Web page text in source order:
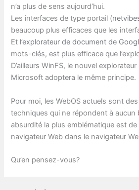
n’a plus de sens aujourd’hui.
Les interfaces de type portail (
beaucoup plus efficaces que les
Et l’explorateur de document de
mots-clés, est plus efficace que
D’ailleurs WinFS, le nouvel
Microsoft adoptera le même principe.
Pour moi, les WebOS actuels sont
techniques qui ne répondent à aucun
absurdité la plus emblématique est
navigateur Web dans le navigateur
Qu’en pensez-vous?